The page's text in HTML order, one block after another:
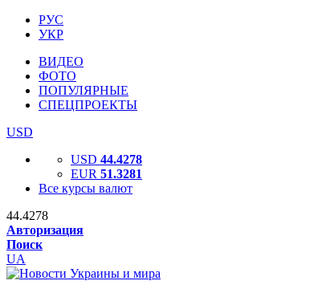
РУС
УКР
ВИДЕО
ФОТО
ПОПУЛЯРНЫЕ
СПЕЦПРОЕКТЫ
USD
USD 44.4278
EUR 51.3281
Все курсы валют
44.4278
Авторизация
Поиск
UA